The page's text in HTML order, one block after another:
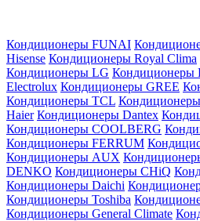
Кондиционеры FUNAI
Hisense Кондиционеры Royal Clima
Кондиционеры LG Кондиционеры
Electrolux Кондиционеры GREE
Кондиционеры TCL Кондиционеры
Haier Кондиционеры Dantex
Кондиционеры СOOLBERG
Кондиционеры FERRUM
Кондиционеры AUX
DENKO Кондиционеры CHiQ
Кондиционеры Daichi
Кондиционеры Toshiba
Кондиционеры General Climate